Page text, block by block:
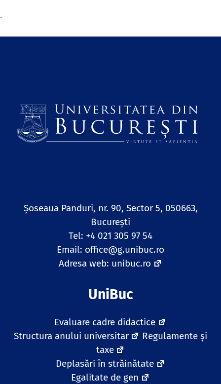
Șoseaua Panduri, nr. 90, Sector 5, 050663,
Bucureşti
Tel: +4 021 305 97 54
Email: office@g.unibuc.ro
Adresa web: unibuc.ro
UniBuc
Evaluare cadre didactice
Structura anului universitar
Regulamente și
taxe
Deplasări în străinătate
Egalitate de gen